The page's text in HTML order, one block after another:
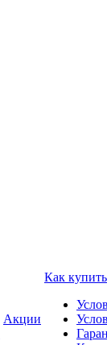
Акции
Как купить